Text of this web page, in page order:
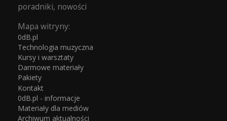
poradniki, nowości
Mapa witryny:
0dB.pl
Technologia muzyczna
Kursy i warsztaty
Darmowe materiały
Pakiety
Kontakt
0dB.pl - informacje
Materiały dla mediów
Archiwum aktualności